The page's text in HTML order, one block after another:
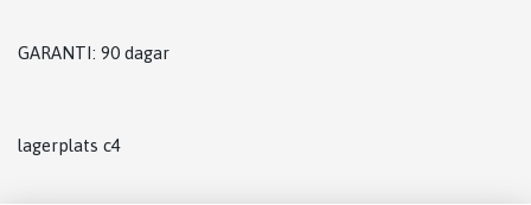
GARANTI: 90 dagar
lagerplats c4